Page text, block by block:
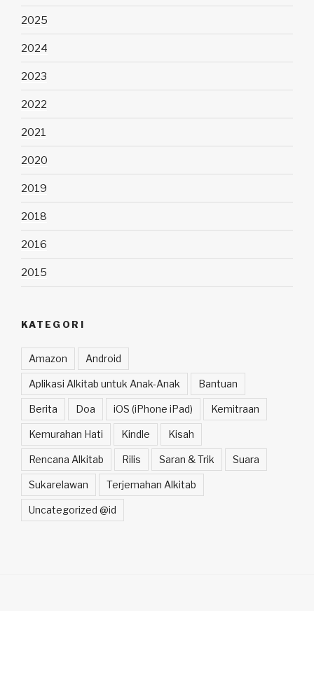
2025
2024
2023
2022
2021
2020
2019
2018
2016
2015
KATEGORI
Amazon Android
Aplikasi Alkitab untuk Anak-Anak Bantuan
Berita Doa iOS (iPhone iPad) Kemitraan
Kemurahan Hati Kindle Kisah
Rencana Alkitab Rilis Saran & Trik Suara
Sukarelawan Terjemahan Alkitab
Uncategorized @id